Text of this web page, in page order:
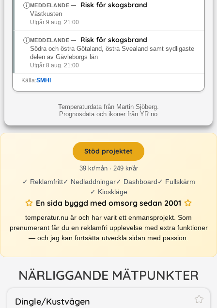
MEDDELANDE— Risk för skogsbrand
Västkusten
Utgår 9 aug. 21:00
MEDDELANDE— Risk för skogsbrand
Södra och östra Götaland, östra Svealand samt sydligaste
delen av Gävleborgs län
Utgår 8 aug. 21:00
Källa:SMHI
Temperaturdata från Martin Sjöberg.
Prognosdata och ikoner från YR.no
Stöd projektet
39 kr/mån · 249 kr/år
✓ Reklamfritt✓ Nedladdningar✓ Dashboard✓ Fullskärm
✓ Kioskläge
En sida byggd med omsorg sedan 2001
temperatur.nu är och har varit ett enmansprojekt. Som
prenumerant får du en reklamfri upplevelse med extra funktioner
— och jag kan fortsätta utveckla sidan med passion.
NÄRLIGGANDE MÄTPUNKTER
Dingle/​Kustvägen